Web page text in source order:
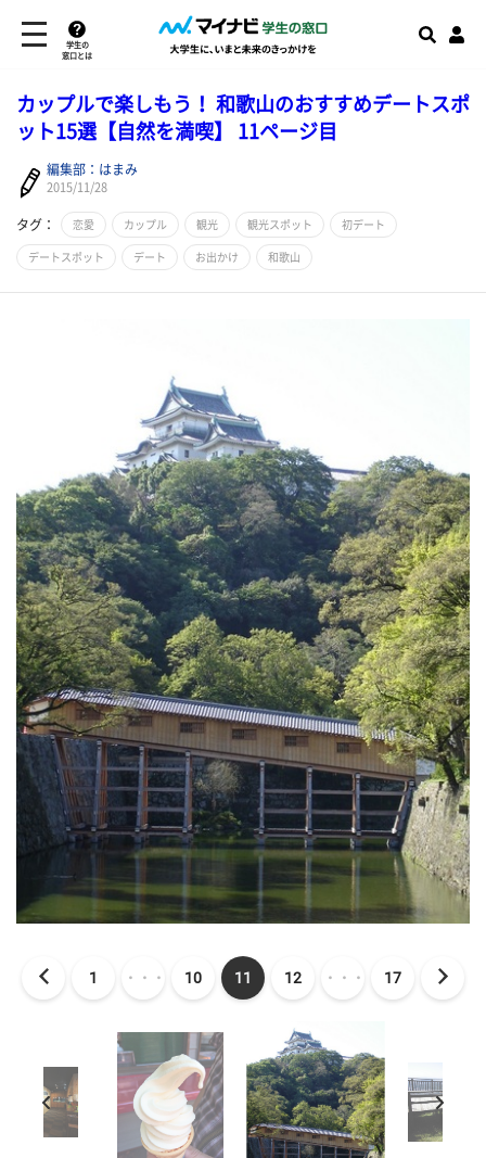
学生の
窓口とは
カップルで楽しもう！ 和歌山のおすすめデートスポ
ット15選【自然を満喫】 11ページ目
編集部：はまみ
2015/11/28
タグ： 恋愛 カップル 観光 観光スポット 初デート
デートスポット デート お出かけ 和歌山
1 ・・・ 10 11 12 ・・・ 17